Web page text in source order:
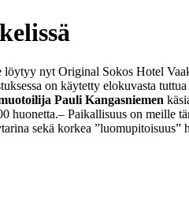
nyt Original Sokos Hotel
on käytetty elokuvasta
Pauli Kangasniemen
huonetta.– Paikallisuus on meille
sekä korkea